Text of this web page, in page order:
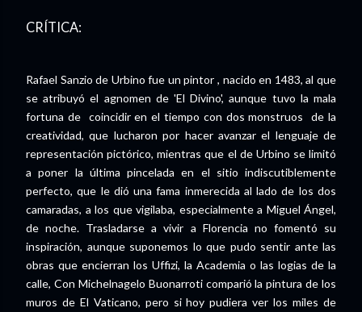
CRÍTICA:
Rafael Sanzio de Urbino fue un pintor , nacido en 1483, al que
se atribuyó el agnomen de 'El Divino', aunque tuvo la mala
fortuna de coincidir en el tiempo con dos monstruos de la
creatividad, que lucharon por hacer avanzar el lenguaje de
representación pictórico, mientras que el de Urbino se limitó
a poner la última pincelada en el sitio indiscutiblemente
perfecto, que le dió una fama inmerecida al lado de los dos
camaradas, a los que vigilaba, especialmente a Miguel Ángel,
de noche. Trasladarse a vivir a Florencia no fomentó su
inspiración, aunque suponemos lo que pudo sentir ante las
obras que encierran los Uffizi, la Academia o las logias de la
calle, Con Michelnagelo Buonarroti comparió la pintura de los
muros de El Vaticano, pero si hoy pudiera ver los miles de